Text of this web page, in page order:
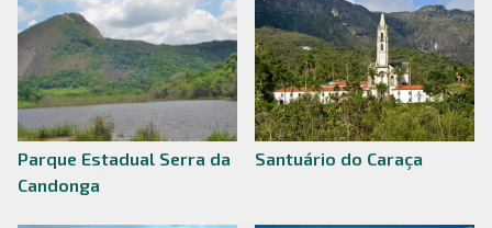
Parque Estadual Serra da
Candonga
Santuário do Caraça